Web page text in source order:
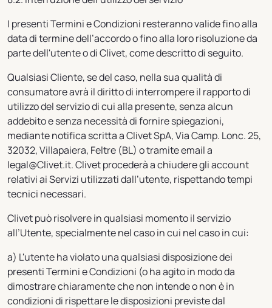
I presenti Termini e Condizioni resteranno valide fino alla
data di termine dell’accordo o fino alla loro risoluzione da
parte dell'utente o di Clivet, come descritto di seguito.
Qualsiasi Cliente, se del caso, nella sua qualità di
consumatore avrà il diritto di interrompere il rapporto di
utilizzo del servizio di cui alla presente, senza alcun
addebito e senza necessità di fornire spiegazioni,
mediante notifica scritta a Clivet SpA, Via Camp. Lonc. 25,
32032, Villapaiera, Feltre (BL) o tramite email a
legal@Clivet.it. Clivet procederà a chiudere gli account
relativi ai Servizi utilizzati dall’utente, rispettando tempi
tecnici necessari.
Clivet può risolvere in qualsiasi momento il servizio
all’Utente, specialmente nel caso in cui nel caso in cui:
a) L'utente ha violato una qualsiasi disposizione dei
presenti Termini e Condizioni (o ha agito in modo da
dimostrare chiaramente che non intende o non è in
condizioni di rispettare le disposizioni previste dal